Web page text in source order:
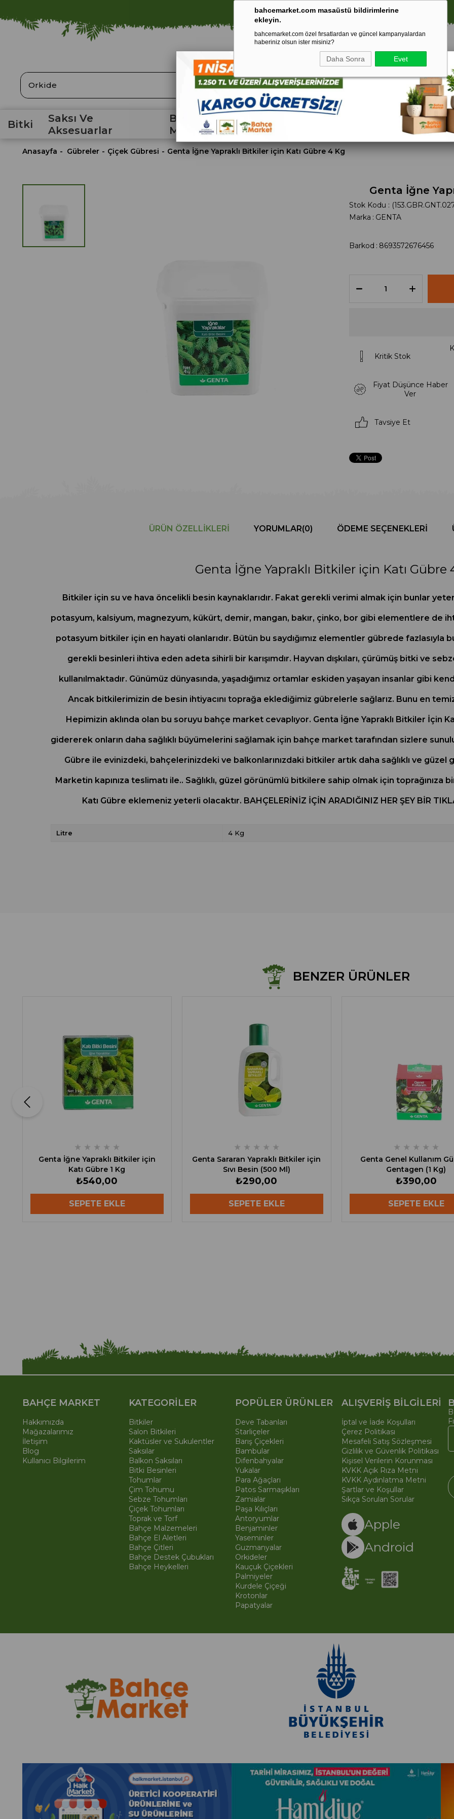
bahcemarket.com masaüstü bildirimlerine
ekleyin.
bahcemarket.com özel fırsatlardan ve güncel kampanyalardan
haberiniz olsun ister misiniz?
Daha Sonra Evet
🚀 1250 TL ÜZERİ ALIŞVERİŞLERDE KARGO ÜCRETSİZ!
ARA
Bitki
Saksı Ve
Aksesuarlar
Bahçe
Malzemeleri
Anasayfa Gübreler Çiçek Gübresi Genta İğne Yapraklı Bitkiler için Katı Gübre 4 Kg
Genta İğne
Stok Kodu
Marka : GENTA
Barkod : 8693572676456
Kritik Stok
Fiyat Düşünce Haber
Ver
Tavsiye Et
ÜRÜN ÖZELLIKLERI YORUMLAR(0) ÖDEME SEÇENEKLERI
Genta İğne Yapraklı Bitkiler için Katı Gübre
Bitkiler için su ve hava öncelikli besin kaynaklarıdır. Fakat gerekli verimi almak için bunlar
potasyum, kalsiyum, magnezyum, kükürt, demir, mangan, bakır, çinko, bor gibi elementlere de
potasyum bitkiler için en hayati olanlarıdır. Bütün bu saydığımız elementler gübrede
gerekli besinleri ihtiva eden adeta sihirli bir karışımdır. Hayvan dışkıları, çürümüş bitki ve
kullanılmaktadır. Günümüz dünyasında, yaşadığımız ortamlar eskiden yaşayan insanlar gibi
Ancak bitkilerimizin de besin ihtiyacını toprağa eklediğimiz gübrelerle sağlarız. Bunu en
Hepimizin aklında olan bu soruyu bahçe market cevaplıyor. Genta İğne Yapraklı Bitkiler İçin
gidererek onların daha sağlıklı büyümelerini sağlamak için bahçe market tarafından sizlere
Gübre ile evinizdeki, bahçelerinizdeki ve balkonlarınızdaki bitkiler artık daha sağlıklı ve
Marketin kapınıza teslimatı ile.. Sağlıklı, güzel görünümlü bitkilere sahip olmak için toprağınıza
Katı Gübre eklemeniz yeterli olacaktır. BAHÇELERİNİZ İÇİN ARADIĞINIZ HER ŞEY BİR
Litre 4 Kg
BENZER ÜRÜNLER
★ ★ ★ ★ ★
Genta İğne Yapraklı Bitkiler için
Katı Gübre 1 Kg
₺540,00
SEPETE EKLE
★ ★ ★ ★ ★
Genta Sararan Yapraklı Bitkiler için
Sıvı Besin (500 Ml)
₺290,00
SEPETE EKLE
★ ★ ★ ★ ★
Genta Genel Kullanım
Gentagen (1 Kg)
₺390,00
SEPETE EKLE
BAHÇE MARKET
Hakkımızda
Mağazalarımız
İletişim
Blog
Kullanıcı Bilgilerim
KATEGORİLER
Bitkiler
Salon Bitkileri
Kaktüsler ve Sukulentler
Saksılar
Balkon Saksıları
Bitki Besinleri
Tohumlar
Çim Tohumu
Sebze Tohumları
Çiçek Tohumları
Toprak ve Torf
Bahçe Malzemeleri
Bahçe El Aletleri
Bahçe Çitleri
Bahçe Destek Çubukları
Bahçe Heykelleri
POPÜLER ÜRÜNLER
Deve Tabanları
Starliçeler
Barış Çiçekleri
Bambular
Difenbahyalar
Yukalar
Para Ağaçları
Patos Sarmaşıkları
Zamialar
Paşa Kılıçları
Antoryumlar
Benjaminler
Yaseminler
Guzmanyalar
Orkideler
Kauçuk Çiçekleri
Palmiyeler
Kurdele Çiçeği
Krotonlar
Papatyalar
ALIŞVERİŞ BİLGİLERİ
İptal ve İade Koşulları
Çerez Politikası
Mesafeli Satış Sözleşmesi
Gizlilik ve Güvenlik Politikası
Kişisel Verilerin Korunması
KVKK Açık Rıza Metni
KVKK Aydınlatma Metni
Şartlar ve Koşullar
Sıkça Sorulan Sorular
Apple
Android